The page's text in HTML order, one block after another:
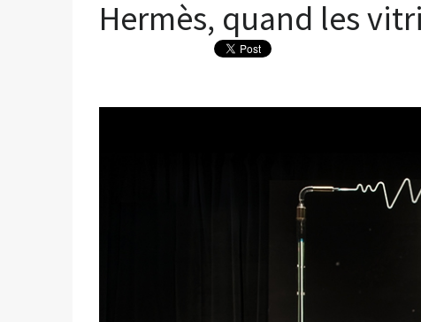
Hermès, quand les